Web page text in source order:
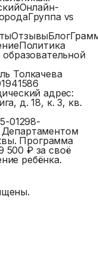
Онлайн-
Группа vs
ОтзывыБлог
Политика
Толкачева
адрес:
д. 18, к. 3, кв.
01298-
Департаментом
. Программа
500 ₽ за своё
ребёнка.